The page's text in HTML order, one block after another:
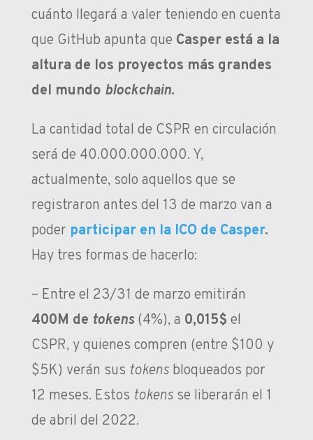
cuánto llegará a valer teniendo en cuenta
que GitHub apunta que Casper está a la
altura de los proyectos más grandes
del mundo blockchain.
La cantidad total de CSPR en circulación
será de 40.000.000.000. Y,
actualmente, solo aquellos que se
registraron antes del 13 de marzo van a
poder participar en la ICO de Casper.
Hay tres formas de hacerlo:
– Entre el 23/31 de marzo emitirán
400M de tokens(4%), a 0,015$ el
CSPR, y quienes compren (entre $100 y
$5K) verán sus tokensbloqueados por
12 meses. Estos tokensse liberarán el 1
de abril del 2022.